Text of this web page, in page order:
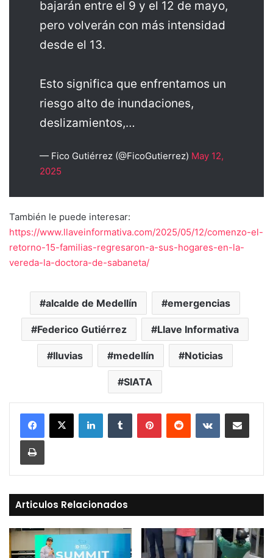
bajarán entre el 9 y el 12 de mayo,
pero volverán con más intensidad
desde el 13.
Esto significa que enfrentamos un
riesgo alto de inundaciones,
deslizamientos,…
— Fico Gutiérrez (@FicoGutierrez) May 12,
2025
También le puede interesar:
https://www.llaveinformativa.com/2025/05/12/comenzo-el-
retorno-15-familias-regresaron-a-sus-hogares-en-la-
vereda-la-doctora-de-sabaneta/
alcalde de Medellín emergencias
Federico Gutiérrez Llave Informativa
lluvias medellín Noticias
SIATA
LinkedInTumblr PinterestReddit VKontakteCompartir vía Mail
Print
Articulos Relacionados